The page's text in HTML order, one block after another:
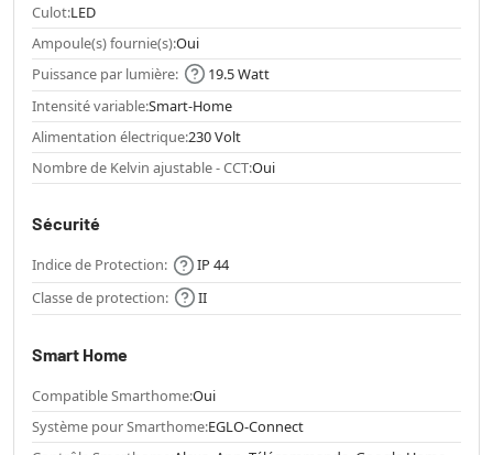
Culot:LED
Ampoule(s) fournie(s):Oui
Puissance par lumière:
19.5 Watt
Intensité variable:Smart-Home
Alimentation électrique:230 Volt
Nombre de Kelvin ajustable - CCT:Oui
Sécurité
Indice de Protection:
IP 44
Classe de protection:
II
Smart Home
Compatible Smarthome:Oui
Système pour Smarthome:EGLO-Connect